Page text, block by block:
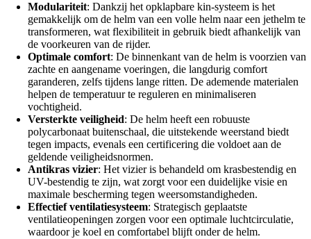
Modulariteit: Dankzij het opklapbare kin-systeem is het
gemakkelijk om de helm van een volle helm naar een jethelm te
transformeren, wat flexibiliteit in gebruik biedt afhankelijk van
de voorkeuren van de rijder.
Optimale comfort: De binnenkant van de helm is voorzien van
zachte en aangename voeringen, die langdurig comfort
garanderen, zelfs tijdens lange ritten. De ademende materialen
helpen de temperatuur te reguleren en minimaliseren
vochtigheid.
Versterkte veiligheid: De helm heeft een robuuste
polycarbonaat buitenschaal, die uitstekende weerstand biedt
tegen impacts, evenals een certificering die voldoet aan de
geldende veiligheidsnormen.
Antikras vizier: Het vizier is behandeld om krasbestendig en
UV-bestendig te zijn, wat zorgt voor een duidelijke visie en
maximale bescherming tegen weersomstandigheden.
Effectief ventilatiesysteem: Strategisch geplaatste
ventilatieopeningen zorgen voor een optimale luchtcirculatie,
waardoor je koel en comfortabel blijft onder de helm.